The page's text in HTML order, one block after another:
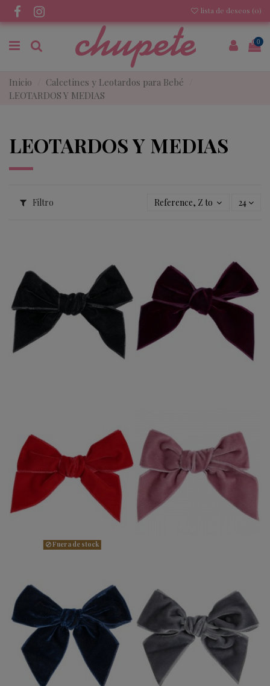
lista de deseos (0)
0
Inicio
Calcetines y Leotardos para Bebé
LEOTARDOS Y MEDIAS
LEOTARDOS Y MEDIAS
Filtro Reference, Z to A 24
LAZO TERCIOPELO
PICO PATO CONDOR
NEGRO 900
LAZO TERCIOPELO
PICO PATO CONDOR
GRANATE 575
Fuera de stock
LAZO TERCIOPELO
PICO PATO CONDOR
ROJO 550
LAZO TERCIOPELO
PICO PATO CONDOR
ROSA PALO 526
LAZO TERCIOPELO
PICO PATO CONDOR
MARINO 480
5,95 €
LAZO PICO PATO
TERCIOPELO
CONDOR GRIS 230
5,95 €